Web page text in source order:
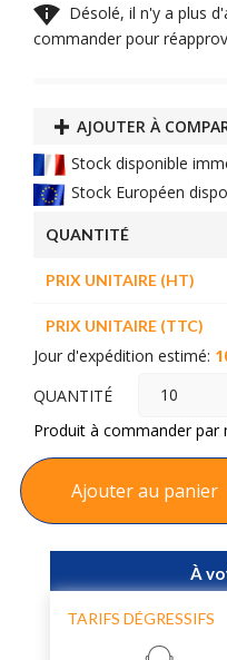
 Désolé, il n'y a plus
commander pour
AJOUTER À
Stock disponible
Stock Européen
QUANTITÉ
PRIX UNITAIRE (HT)
PRIX UNITAIRE (TTC)
Jour d'expédition estimé:
QUANTITÉ
Produit à commander par
Ajouter au panier
À
TARIFS DÉGRESSIFS